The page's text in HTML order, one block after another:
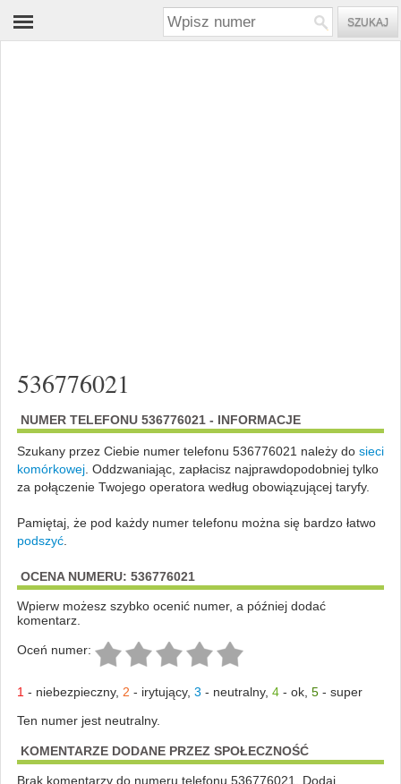
536776021
NUMER TELEFONU 536776021 - INFORMACJE
Szukany przez Ciebie numer telefonu 536776021 należy do sieci
komórkowej. Oddzwaniając, zapłacisz najprawdopodobniej tylko
za połączenie Twojego operatora według obowiązującej taryfy.
Pamiętaj, że pod każdy numer telefonu można się bardzo łatwo
podszyć.
OCENA NUMERU: 536776021
Wpierw możesz szybko ocenić numer, a później dodać
komentarz.
Oceń numer:
1 - niebezpieczny, 2 - irytujący, 3 - neutralny, 4- ok, 5- super
Ten numer jest neutralny.
KOMENTARZE DODANE PRZEZ SPOŁECZNOŚĆ
Brak komentarzy do numeru telefonu 536776021. Dodaj